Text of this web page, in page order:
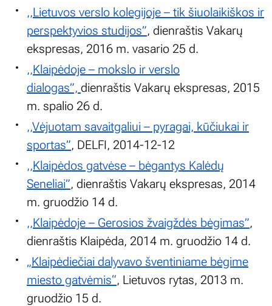
,,Lietuvos verslo kolegijoje – tik šiuolaikiškos ir
perspektyvios studijos”, dienraštis Vakarų
ekspresas, 2016 m. vasario 25 d.
,,Klaipėdoje – mokslo ir verslo
dialogas”, dienraštis Vakarų ekspresas, 2015
m. spalio 26 d.
,,Vėjuotam savaitgaliui – pyragai, kūčiukai ir
sportas”, DELFI, 2014-12-12
,,Klaipėdos gatvėse – bėgantys Kalėdų
Seneliai”, dienraštis Vakarų ekspresas, 2014
m. gruodžio 14 d.
,,Klaipėdoje – Gerosios žvaigždės bėgimas”,
dienraštis Klaipėda, 2014 m. gruodžio 14 d.
„Klaipėdiečiai dalyvavo šventiniame bėgime
miesto gatvėmis“, Lietuvos rytas, 2013 m.
gruodžio 15 d.